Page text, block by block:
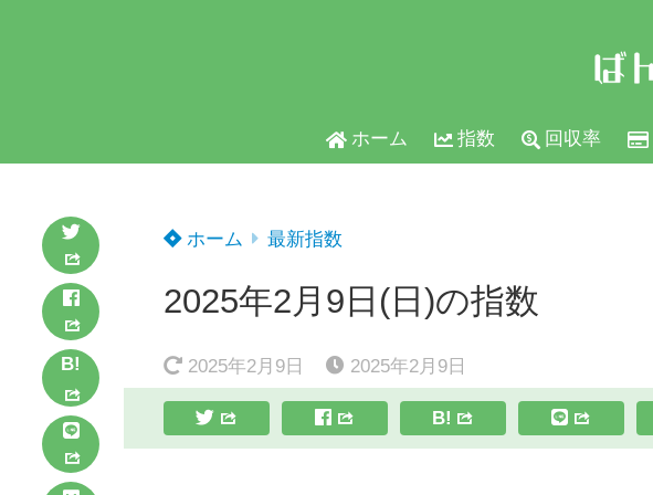
ホーム 指数 回収率
B!
ホーム 最新指数
2025年2月9日(日)の指数
2025年2月9日 2025年2月9日
B!